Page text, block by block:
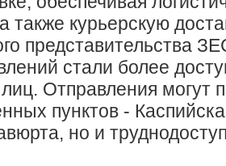
также курьерскую
представительства
стали более
Отправления могут
пунктов -
но и